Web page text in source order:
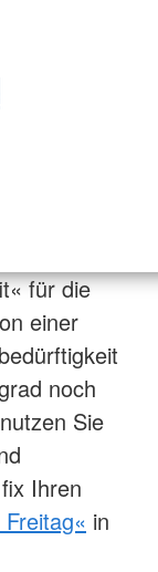
für die
einer
noch
Sie
Ihren
in